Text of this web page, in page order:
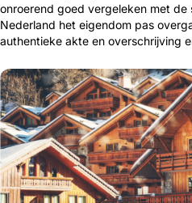
onroerend­ goed vergele­ken met
Neder­land het eigendom pas
authentie­ke akte en overschrij­ving